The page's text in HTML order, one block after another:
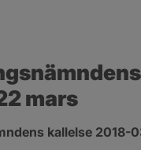
mars
kallelse 2018-